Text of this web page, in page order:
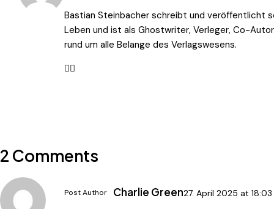
Bastian Steinbacher schreibt und veröffentlicht
Leben und ist als Ghostwriter, Verleger, Co-
rund um alle Belange des Verlagswesens.
2 Comments
Post Author Charlie Green27. April 2025 at 18:03